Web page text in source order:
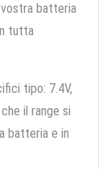
batteria
tutta
tipo: 7.4V,
il range si
batteria e in